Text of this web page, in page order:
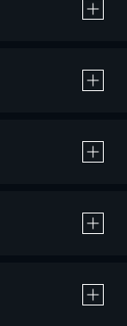
購入 / レンタルです。
のポイント還元です。